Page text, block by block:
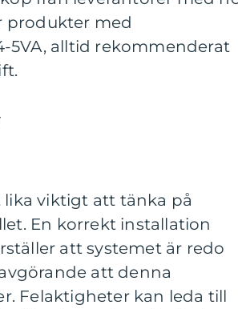
produkter med
5VA, alltid rekommenderat
viktigt att tänka på
En korrekt installation
att systemet är redo
att denna
Felaktigheter kan leda till